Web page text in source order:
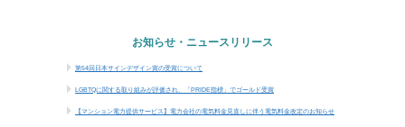
【マンション電力提供サービス】電力会社の電